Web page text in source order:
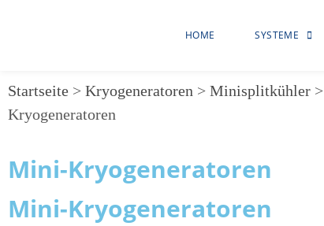
HOME SYSTEME
Startseite > Kryogeneratoren > Minisplitkühler >
Kryogeneratoren
Mini-Kryogeneratoren
Mini-Kryogeneratoren